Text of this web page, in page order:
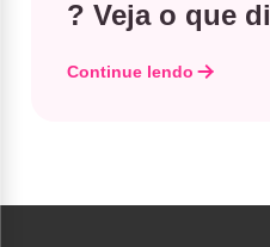
? Veja o que
Continue lendo